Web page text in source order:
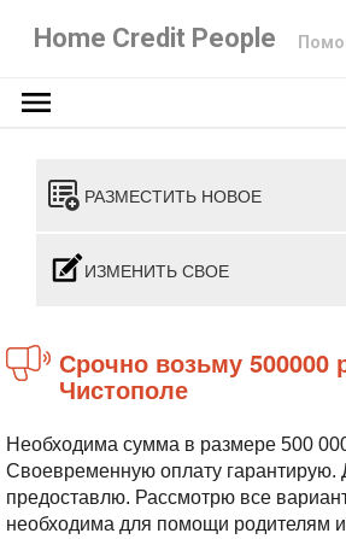
Home Credit People
РАЗМЕСТИТЬ НОВОЕ
ИЗМЕНИТЬ СВОЕ
Срочно возьму 500000 рублей в
Чистополе
Необходима сумма в размере 500
Своевременную оплату гарантирую.
предоставлю. Рассмотрю все
необходима для помощи родителям